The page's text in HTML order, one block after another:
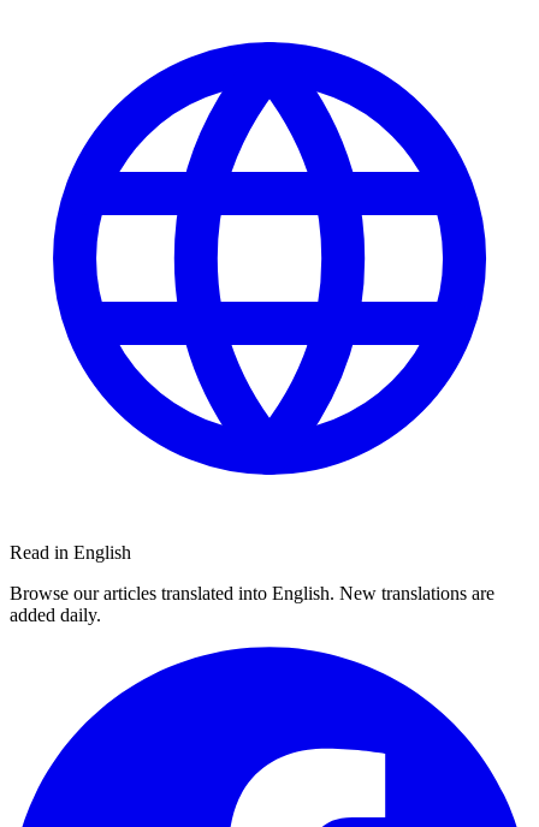
Read in English
Browse our articles translated into English. New translations are
added daily.